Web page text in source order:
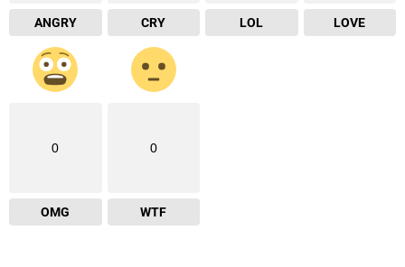
ANGRY CRY LOL LOVE
0
OMG
0
WTF